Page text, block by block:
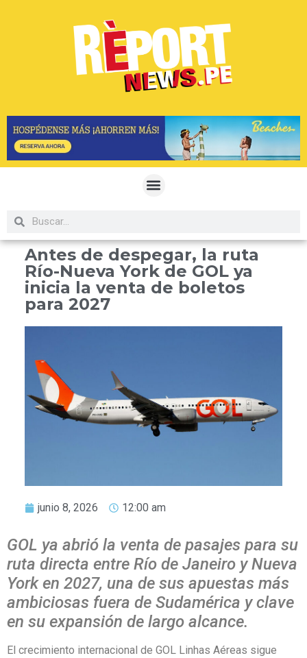
Antes de despegar, la ruta
Río-Nueva York de GOL ya
inicia la venta de boletos
para 2027
junio 8, 2026 12:00 am
GOL ya abrió la venta de pasajes para su
ruta directa entre Río de Janeiro y Nueva
York en 2027, una de sus apuestas más
ambiciosas fuera de Sudamérica y clave
en su expansión de largo alcance.
El crecimiento internacional de GOL Linhas Aéreas sigue